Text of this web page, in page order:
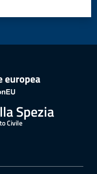
Spezia
Civile